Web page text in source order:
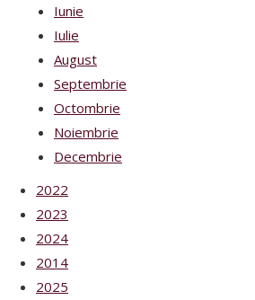
Iunie
Iulie
August
Septembrie
Octombrie
Noiembrie
Decembrie
2022
2023
2024
2014
2025